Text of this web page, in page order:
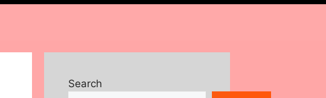
Search